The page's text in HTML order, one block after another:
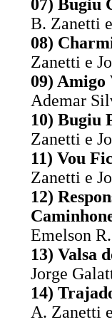
07) Bugiu
B. Zanetti
08)
Zanetti e
09) Amigo
Ademar
10) Bugiu
Zanetti e
11) Vou
Zanetti e
12)
Emelson
13) Valsa
Jorge
14)
A. Zanetti